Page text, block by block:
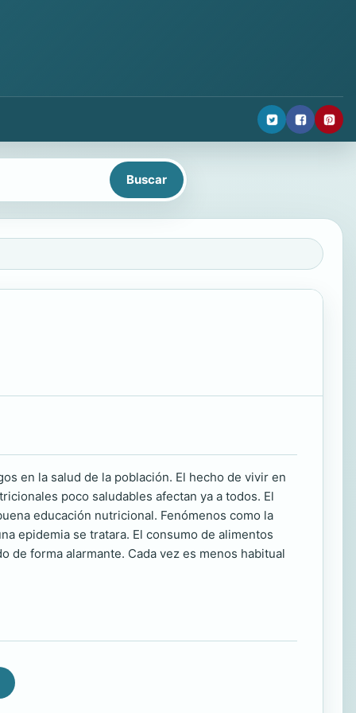
en la salud de la población. El hecho de vivir en
poco saludables afectan ya a todos. El
educación nutricional. Fenómenos como la
epidemia se tratara. El consumo de alimentos
de forma alarmante. Cada vez es menos habitual